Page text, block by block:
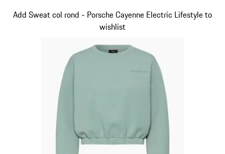
Add Sweat col rond - Porsche Cayenne Electric Lifestyle to
wishlist
Diapositive 10 sur 15